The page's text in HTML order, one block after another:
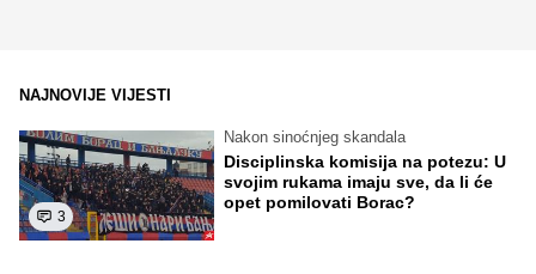
NAJNOVIJE VIJESTI
3
Nakon sinoćnjeg skandala
Disciplinska komisija na potezu: U
svojim rukama imaju sve, da li će
opet pomilovati Borac?